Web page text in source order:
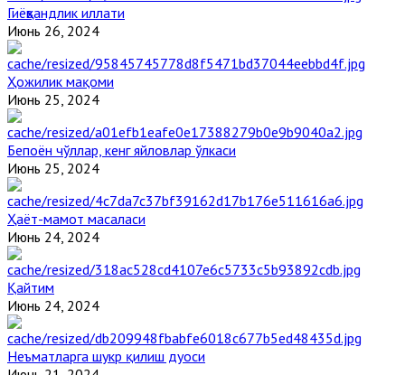
Гиёҳвандлик иллати
Июнь 26, 2024
Ҳожилик мақоми
Июнь 25, 2024
Бепоён чўллар, кенг яйловлар ўлкаси
Июнь 25, 2024
Ҳаёт-мамот масаласи
Июнь 24, 2024
Қайтим
Июнь 24, 2024
Неъматларга шукр қилиш дуоси